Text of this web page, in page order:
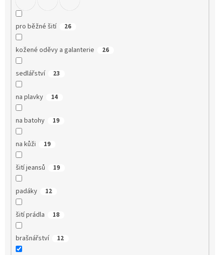
pro běžné šití 26
kožené oděvy a galanterie 26
sedlářství 23
na plavky 14
na batohy 19
na kůži 19
šití jeansů 19
padáky 12
šití prádla 18
brašnářství 12